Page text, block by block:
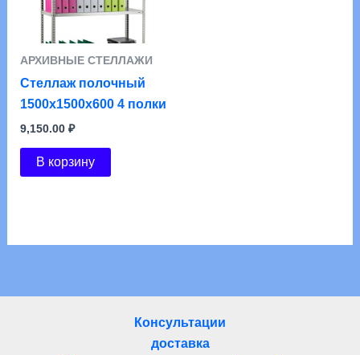
АРХИВНЫЕ СТЕЛЛАЖИ
Стеллаж полочный
1500х1500х600 4 полки
9,150.00 ₽
В корзину
Консультации
доставка